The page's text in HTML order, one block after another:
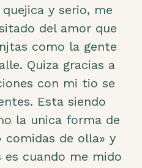
y serio, me
del amor que
como la gente
Quiza gracias a
con mi tio se
Esta siendo
la unica forma de
comidas de olla» y
es cuando me mido